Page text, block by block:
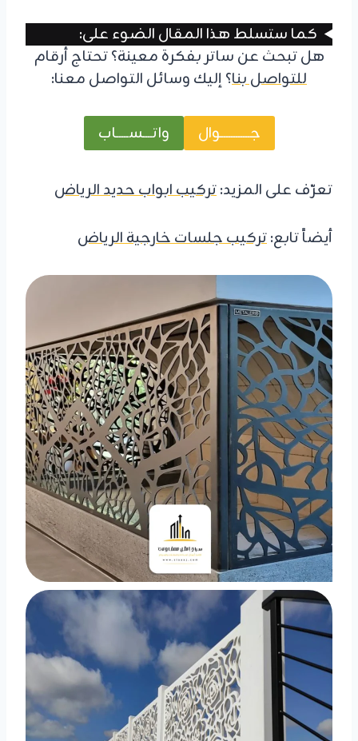
كما ستسلط هذا المقال الضوء على:
هل تبحث عن ساتر بفكرة معينة؟ تحتاج أرقام
للتواصل بنا؟ إليك وسائل التواصل معنا:
جــــــــــــوال واتــــســـــاب
تعرّف على المزيد:تركيب ابواب حديد الرياض
أيضاً تابع:تركيب جلسات خارجية الرياض